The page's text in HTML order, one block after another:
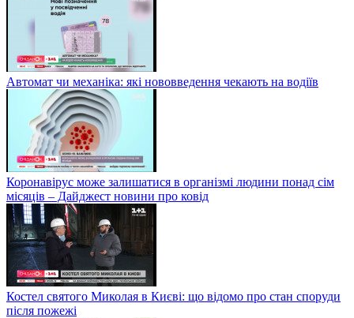
Автомат чи механіка: які нововведення чекають на водіїв
Коронавірус може залишатися в організмі людини понад сім
місяців – Дайджест новини про ковід
Костел святого Миколая в Києві: що відомо про стан споруди
після пожежі